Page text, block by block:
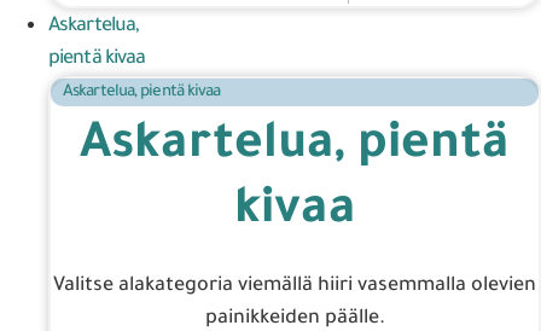
Askartelua,
pientä kivaa
Askartelua, pientä kivaa
Askartelua, pientä
kivaa
Valitse alakategoria viemällä hiiri vasemmalla olevien
painikkeiden päälle.